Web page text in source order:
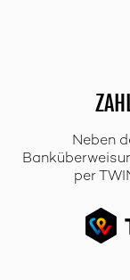
Neben
per